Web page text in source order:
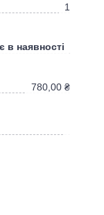
1
в наявності
780,00 ₴